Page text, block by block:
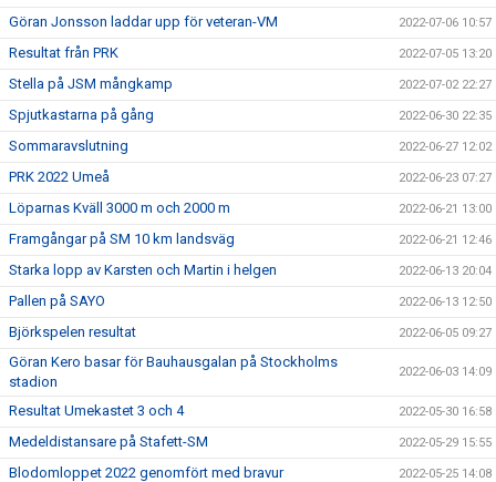
Göran Jonsson laddar upp för veteran-VM 2022-07-06 10:57
Resultat från PRK 2022-07-05 13:20
Stella på JSM mångkamp 2022-07-02 22:27
Spjutkastarna på gång 2022-06-30 22:35
Sommaravslutning 2022-06-27 12:02
PRK 2022 Umeå 2022-06-23 07:27
Löparnas Kväll 3000 m och 2000 m 2022-06-21 13:00
Framgångar på SM 10 km landsväg 2022-06-21 12:46
Starka lopp av Karsten och Martin i helgen 2022-06-13 20:04
Pallen på SAYO 2022-06-13 12:50
Björkspelen resultat 2022-06-05 09:27
Göran Kero basar för Bauhausgalan på Stockholms
stadion
2022-06-03 14:09
Resultat Umekastet 3 och 4 2022-05-30 16:58
Medeldistansare på Stafett-SM 2022-05-29 15:55
Blodomloppet 2022 genomfört med bravur 2022-05-25 14:08